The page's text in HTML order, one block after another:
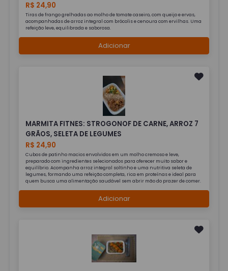
R$ 24,90
Tiras de frango grelhadas ao molho de tomate caseiro, com queijo e ervas,
acompanhadas de arroz integral com brócolis e cenoura com ervilhas. Uma
refeição leve, equilibrada e saborosa.
Adicionar
MARMITA FITNES: STROGONOF DE CARNE, ARROZ 7
GRÃOS, SELETA DE LEGUMES
R$ 24,90
Cubos de patinho macios envolvidos em um molho cremoso e leve,
preparado com ingredientes selecionados para oferecer muito sabor e
equilíbrio. Acompanha arroz integral soltinho e uma nutritiva seleta de
legumes, formando uma refeição completa, rica em proteínas e ideal para
quem busca uma alimentação saudável sem abrir mão do prazer de comer.
Adicionar